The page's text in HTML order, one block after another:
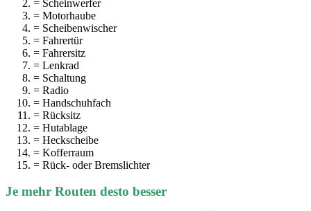
= Scheinwerfer
= Motorhaube
= Scheibenwischer
= Fahrertür
= Fahrersitz
= Lenkrad
= Schaltung
= Radio
= Handschuhfach
= Rücksitz
= Hutablage
= Heckscheibe
= Kofferraum
= Rück- oder Bremslichter
Je mehr Routen desto besser